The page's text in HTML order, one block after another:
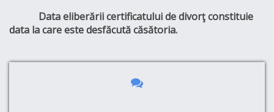
Data eliberării certificatului de divorţ constituie
data la care este desfăcută căsătoria.